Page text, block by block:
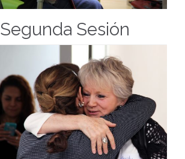
Segunda Sesión